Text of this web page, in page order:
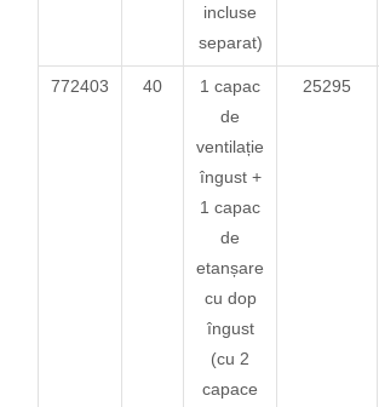
incluse
separat)
772403 40
1 capac
de
ventilație
îngust +
1 capac
de
etanșare
cu dop
îngust
(cu 2
capace
25295